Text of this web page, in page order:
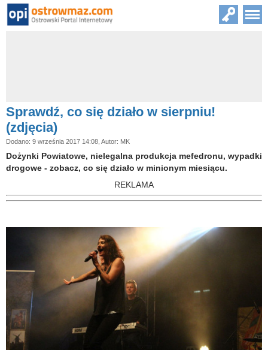
Sprawdź, co się działo w sierpniu!
(zdjęcia)
Dodano: 9 września 2017 14:08, Autor: MK
Dożynki Powiatowe, nielegalna produkcja mefedronu, wypadki
drogowe - zobacz, co się działo w minionym miesiącu.
REKLAMA